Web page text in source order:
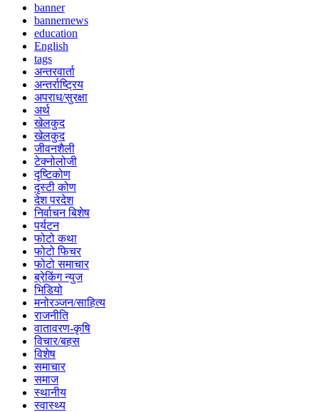
banner
bannernews
education
English
tags
अन्तरवार्ता
अन्तर्राष्ट्रिय
अपराध/सुरक्षा
अर्थ
खेलकुद
खेलकुद
जीवनशैली
टेक्नोलोजी
दृष्टिकोण
दृस्टी कोण
देश परदेश
निर्वाचन बिशेष
पर्यटन
फोटो कथा
फोटो फिचर
फोटो समाचार
ब्रेकिंग न्युज
भिडियो
मनोरञ्जन/साहित्य
राजनीति
वातावरण-कृषि
विचार/बहस
विशेष
समाचार
समाज
स्थानीय
स्वास्थ्य